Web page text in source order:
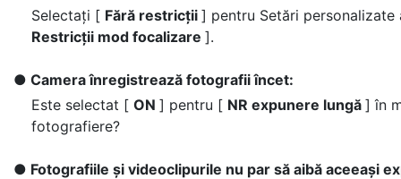
Selectați [ Fără restricții ] pentru Setări personalizate
Restricții mod focalizare ].
Camera înregistrează fotografii încet:
Este selectat [ ON ] pentru [ NR expunere lungă ] în
fotografiere?
Fotografiile și videoclipurile nu par să aibă aceeași